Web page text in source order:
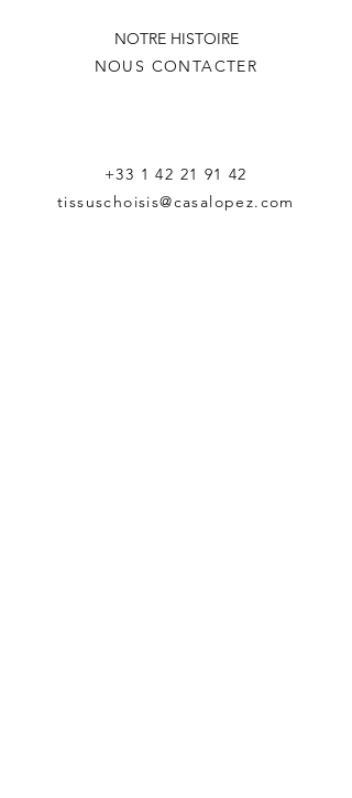
NOTRE HISTOIRE
NOUS CONTACTER
+33 1 42 21 91 42
tissuschoisis@casalopez.com